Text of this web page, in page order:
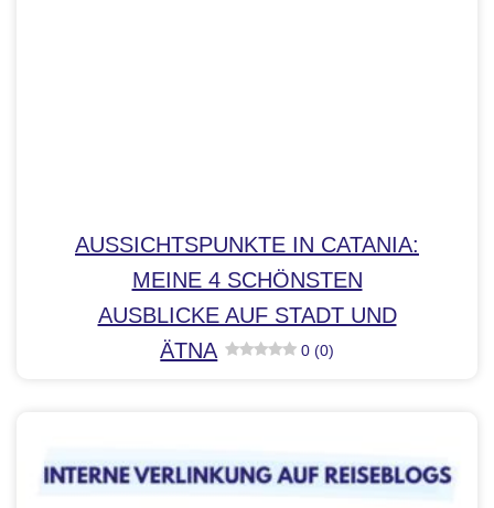
AUSSICHTSPUNKTE IN CATANIA:
MEINE 4 SCHÖNSTEN
AUSBLICKE AUF STADT UND
ÄTNA
0 (0)